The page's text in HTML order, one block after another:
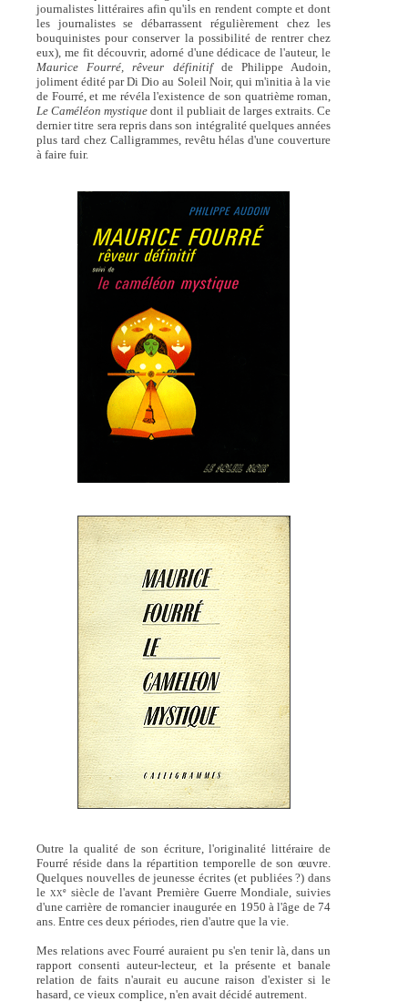
journalistes littéraires afin qu'ils en rendent compte et dont
les journalistes se débarrassent régulièrement chez les
bouquinistes pour conserver la possibilité de rentrer chez
eux), me fit découvrir, adorné d'une dédicace de l'auteur, le
Maurice Fourré, rêveur définitifde Philippe Audoin,
joliment édité par Di Dio au Soleil Noir, qui m'initia à la vie
de Fourré, et me révéla l'existence de son quatrième roman,
Le Caméléon mystique dont il publiait de larges extraits. Ce
dernier titre sera repris dans son intégralité quelques années
plus tard chez Calligrammes, revêtu hélas d'une couverture
à faire fuir.
Outre la qualité de son écriture, l'originalité littéraire de
Fourré réside dans la répartition temporelle de son œuvre.
Quelques nouvelles de jeunesse écrites (et publiées ?) dans
le XXesiècle de l'avant Première Guerre Mondiale, suivies
d'une carrière de romancier inaugurée en 1950 à l'âge de 74
ans. Entre ces deux périodes, rien d'autre que la vie.
Mes relations avec Fourré auraient pu s'en tenir là, dans un
rapport consenti auteur-lecteur, et la présente et banale
relation de faits n'aurait eu aucune raison d'exister si le
hasard, ce vieux complice, n'en avait décidé autrement.